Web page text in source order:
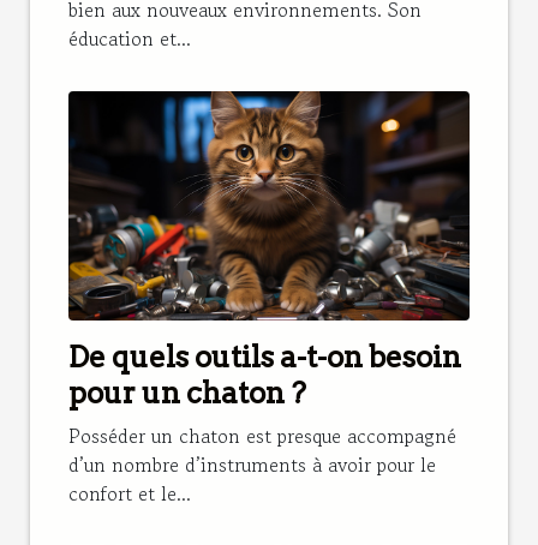
bien aux nouveaux environnements. Son
éducation et...
De quels outils a-t-on besoin
pour un chaton ?
Posséder un chaton est presque accompagné
d’un nombre d’instruments à avoir pour le
confort et le...